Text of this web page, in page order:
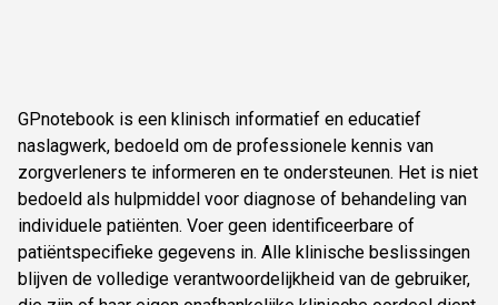
GPnotebook is een klinisch informatief en educatief
naslagwerk, bedoeld om de professionele kennis van
zorgverleners te informeren en te ondersteunen. Het is niet
bedoeld als hulpmiddel voor diagnose of behandeling van
individuele patiënten. Voer geen identificeerbare of
patiëntspecifieke gegevens in. Alle klinische beslissingen
blijven de volledige verantwoordelijkheid van de gebruiker,